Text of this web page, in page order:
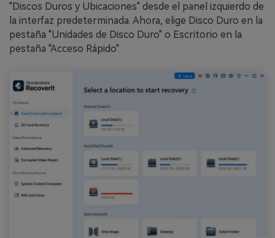
"Discos Duros y Ubicaciones" desde el panel izquierdo de
la interfaz predeterminada. Ahora, elige Disco Duro en la
pestaña "Unidades de Disco Duro" o Escritorio en la
pestaña "Acceso Rápido".